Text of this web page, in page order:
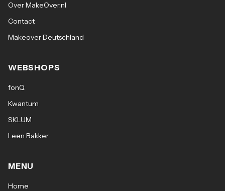
Over MakeOver.nl
Contact
Makeover Deutschland
WEBSHOPS
fonQ
Kwantum
SKLUM
Leen Bakker
MENU
Home